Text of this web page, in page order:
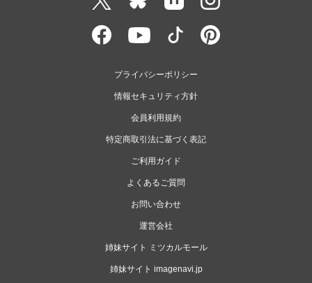
プライバシーポリシー
情報セキュリティ方針
会員利用規約
特定商取引法に基づく表記
ご利用ガイド
よくあるご質問
お問い合わせ
運営会社
姉妹サイト ミツカルモール
姉妹サイト imagenavi.jp